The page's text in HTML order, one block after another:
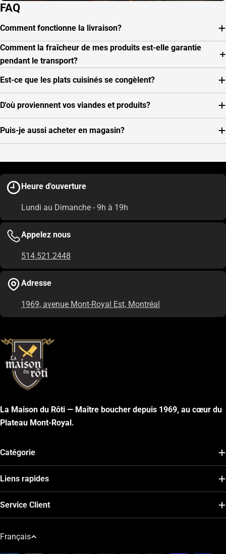
FAQ
Comment fonctionne la livraison?
Comment la fraîcheur de mes produits est-elle garantie
pendant le transport?
Est-ce que les plats cuisinés se congèlent?
D'où proviennent vos viandes et produits?
Puis-je aussi acheter en magasin?
Heure d'ouverture
Lundi au Dimanche - 9h à 19h
Appelez nous
514.521.2448
Adresse
1969, avenue Mont-Royal Est, Montréal
La Maison du Rôti — Maître boucher depuis 1969, au cœur du
Plateau Mont-Royal.
Catégorie
Liens rapides
Service Client
L
Français